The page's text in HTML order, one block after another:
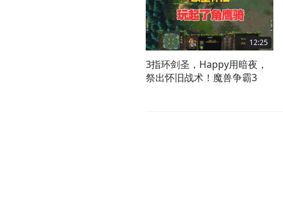
12:25
3指环剑圣，Happy用暗夜，
祭出怀旧战术！魔兽争霸3